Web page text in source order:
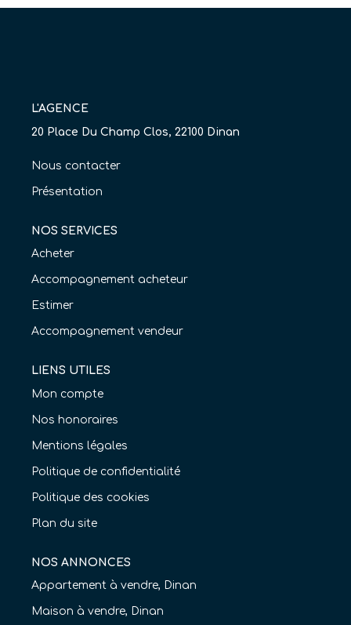
L'AGENCE
20 Place Du Champ Clos, 22100 Dinan
Nous contacter
Présentation
NOS SERVICES
Acheter
Accompagnement acheteur
Estimer
Accompagnement vendeur
LIENS UTILES
Mon compte
Nos honoraires
Mentions légales
Politique de confidentialité
Politique des cookies
Plan du site
NOS ANNONCES
Appartement à vendre, Dinan
Maison à vendre, Dinan